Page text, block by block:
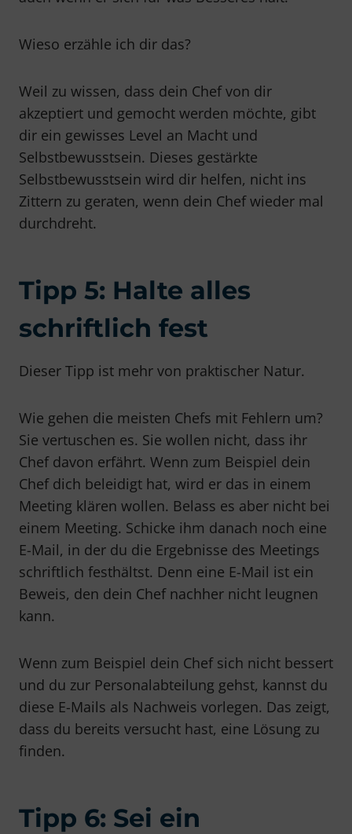
Wieso erzähle ich dir das?
Weil zu wissen, dass dein Chef von dir
akzeptiert und gemocht werden möchte, gibt
dir ein gewisses Level an Macht und
Selbstbewusstsein. Dieses gestärkte
Selbstbewusstsein wird dir helfen, nicht ins
Zittern zu geraten, wenn dein Chef wieder mal
durchdreht.
Tipp 5: Halte alles
schriftlich fest
Dieser Tipp ist mehr von praktischer Natur.
Wie gehen die meisten Chefs mit Fehlern um?
Sie vertuschen es. Sie wollen nicht, dass ihr
Chef davon erfährt. Wenn zum Beispiel dein
Chef dich beleidigt hat, wird er das in einem
Meeting klären wollen. Belass es aber nicht bei
einem Meeting. Schicke ihm danach noch eine
E-Mail, in der du die Ergebnisse des Meetings
schriftlich festhältst. Denn eine E-Mail ist ein
Beweis, den dein Chef nachher nicht leugnen
kann.
Wenn zum Beispiel dein Chef sich nicht bessert
und du zur Personalabteilung gehst, kannst du
diese E-Mails als Nachweis vorlegen. Das zeigt,
dass du bereits versucht hast, eine Lösung zu
finden.
Tipp 6: Sei ein